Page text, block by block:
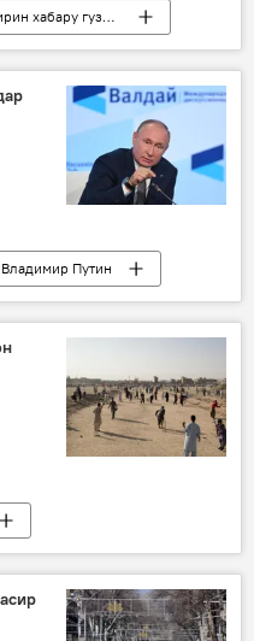
Коронавирус дар Русия ва ҷаҳон: охирин хабару гузоришҳо
Владимир Путин